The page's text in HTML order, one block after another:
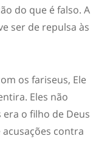
do que é falso. A
ser de repulsa às
os fariseus, Ele
Eles não
era o filho de Deus
contra